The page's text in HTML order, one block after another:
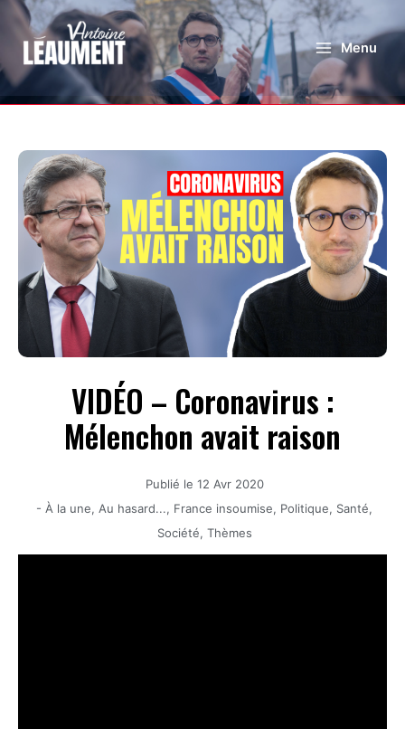
Menu
VIDÉO – Coronavirus :
Mélenchon avait raison
Publié le 12 Avr 2020
- À la une, Au hasard..., France insoumise, Politique, Santé,
Société, Thèmes